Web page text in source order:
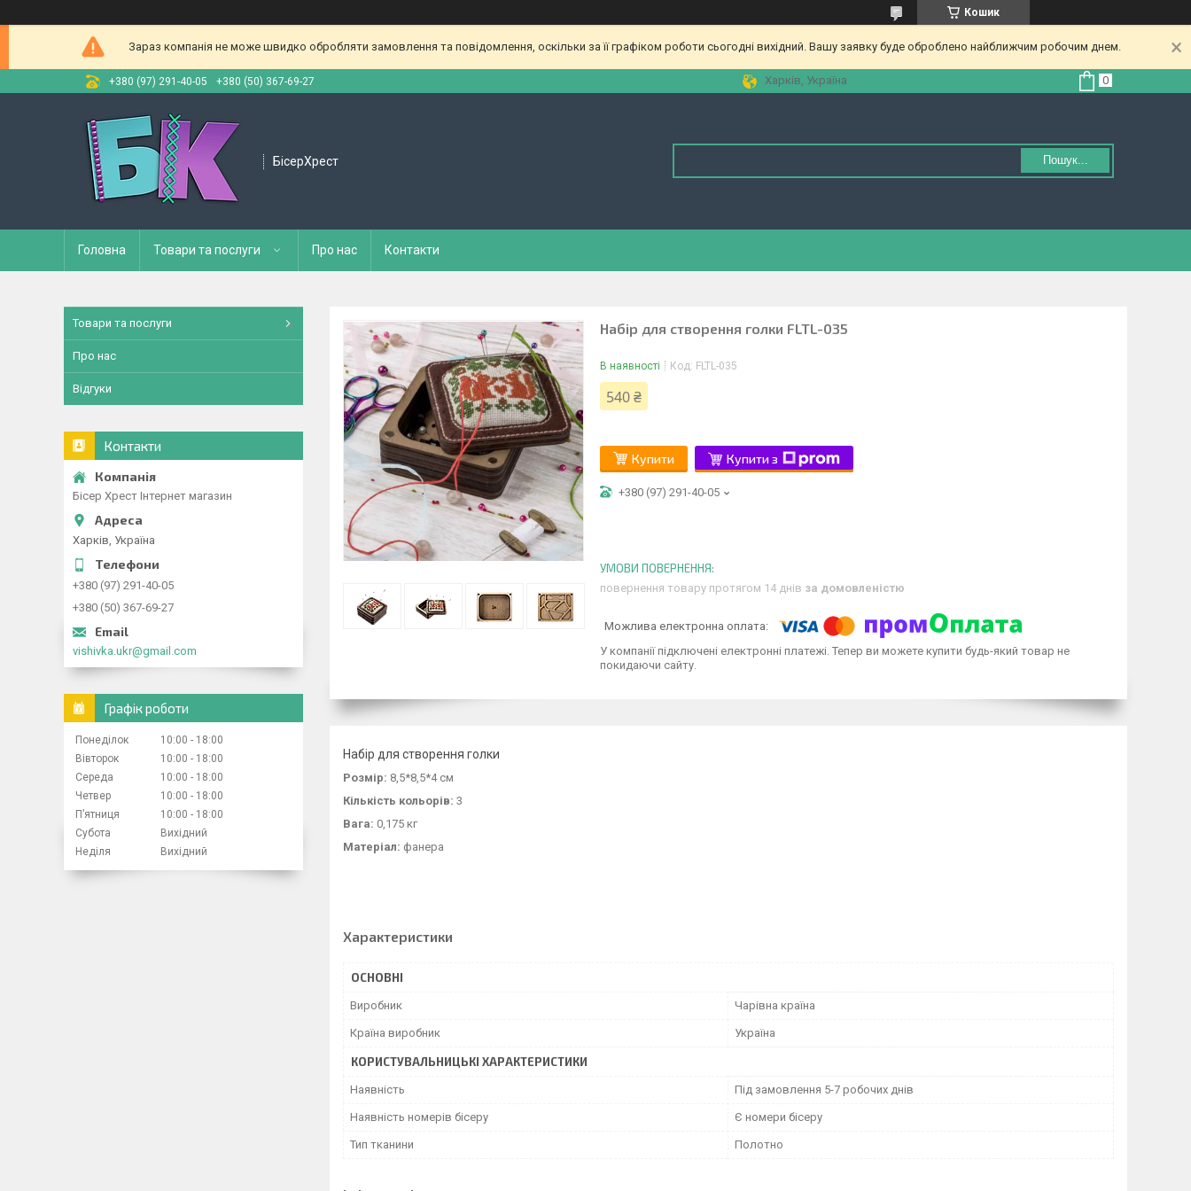
Кошик
Зараз компанія не може швидко обробляти замовлення та повідомлення, оскільки за її графіком роботи сьогодні вихідний. Вашу заявку буде оброблено найближчим робочим днем.
+380 (97) 291-40-05 +380 (50) 367-69-27 Харків, Україна
БісерХрест Пошук...
Головна Товари та послуги Про нас Контакти
Набір для створення голки FLTL-035
В наявності Код: FLTL-035
540 ₴
Купити Купити з
+380 (97) 291-40-05
повернення товару протягом 14 днів за домовленістю
У компанії підключені електронні платежі. Тепер ви можете купити будь-який товар не
покидаючи сайту.
Набір для створення голки
Розмір: 8,5*8,5*4 см
Кількість кольорів: 3
Вага: 0,175 кг
Матеріал: фанера
Характеристики
ОСНОВНІ
Виробник Чарівна країна
Країна виробник Україна
КОРИСТУВАЛЬНИЦЬКІ ХАРАКТЕРИСТИКИ
Наявність Під замовлення 5-7 робочих днів
Наявність номерів бісеру Є номери бісеру
Тип тканини Полотно
Товари та послуги
Про нас
Відгуки
Контакти
Бісер Хрест Інтернет магазин
Харків, Україна
+380 (97) 291-40-05
+380 (50) 367-69-27
vishivka.ukr@gmail.com
Графік роботи
Понеділок 10:00
18:00
Вівторок
10:00
18:00
Середа
10:00
18:00
Четвер
10:00
18:00
Пʼятниця
10:00
18:00
Субота
Вихідний
Неділя
Вихідний